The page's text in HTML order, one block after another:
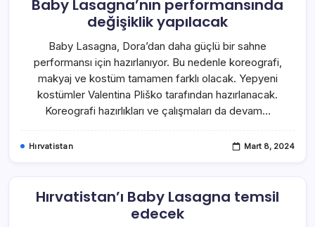
Baby Lasagna’nın performansında
değişiklik yapılacak
Baby Lasagna, Dora’dan daha güçlü bir sahne
performansı için hazırlanıyor. Bu nedenle koreografi,
makyaj ve kostüm tamamen farklı olacak. Yepyeni
kostümler Valentina Pliško tarafından hazırlanacak.
Koreografi hazırlıkları ve çalışmaları da devam…
Hırvatistan Mart 8, 2024
Hırvatistan’ı Baby Lasagna temsil
edecek